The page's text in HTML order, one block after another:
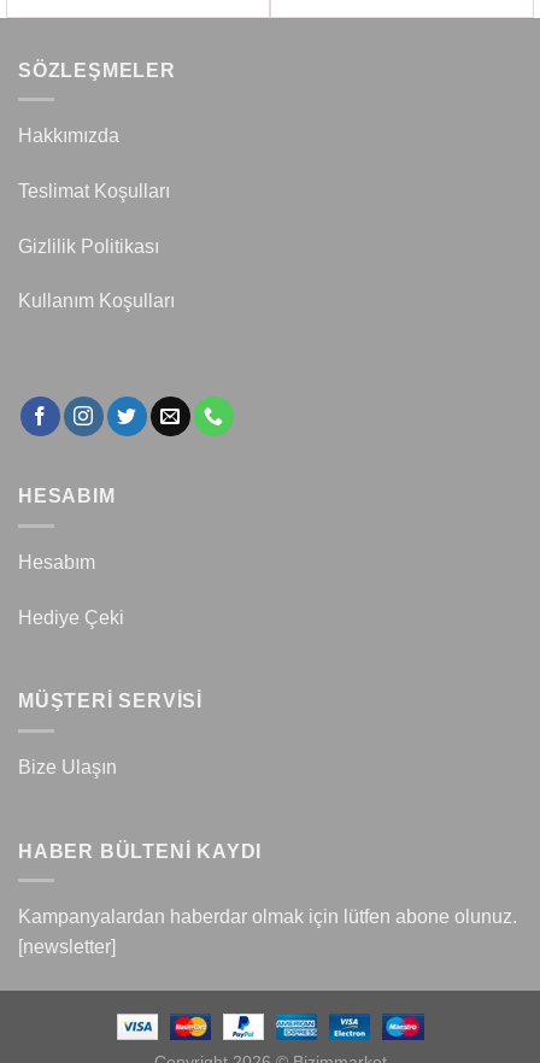
SÖZLEŞMELER
Hakkımızda
Teslimat Koşulları
Gizlilik Politikası
Kullanım Koşulları
HESABIM
Hesabım
Hediye Çeki
MÜŞTERİ SERVİSİ
Bize Ulaşın
HABER BÜLTENİ KAYDI
Kampanyalardan haberdar olmak için lütfen abone olunuz.
[newsletter]